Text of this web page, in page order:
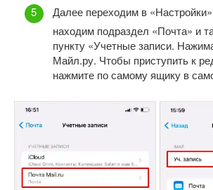
Далее переходим в
находим подраздел «Почта» и
пункту «Учетные записи.
Майл.ру. Чтобы приступить к
нажмите по самому ящику в